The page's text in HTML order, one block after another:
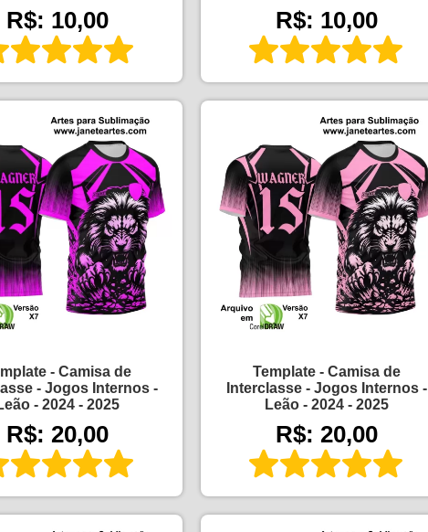
R$: 10,00 R$: 10,00
- Camisa de
- Jogos Internos -
- 2024 - 2025
R$: 20,00
Template - Camisa de
Interclasse - Jogos Internos -
Leão - 2024 - 2025
R$: 20,00